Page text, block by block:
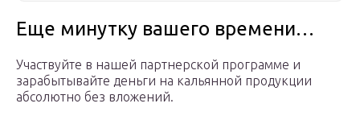
Еще минутку вашего времени…
Участвуйте в нашей партнерской программе и
зарабытывайте деньги на кальянной продукции
абсолютно без вложений.